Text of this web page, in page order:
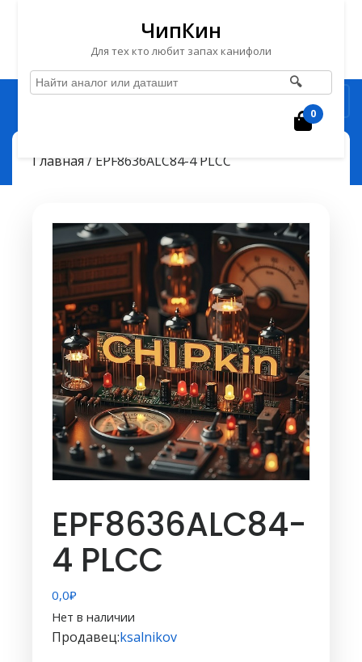
Перейти
содержимому
ЧипКин
Для тех кто любит запах канифоли
🔍
0
ЧипКин> > EPF8636ALC84-4 PLCC
Главная/ EPF8636ALC84-4 PLCC
EPF8636ALC84-
4 PLCC
0,0₽
Нет в наличии
Продавец:ksalnikov